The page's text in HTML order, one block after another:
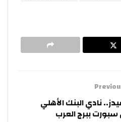
نادي البنك الأهلي
ببرج العرب